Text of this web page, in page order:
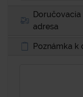
Doručovacia
adresa
Poznámka k